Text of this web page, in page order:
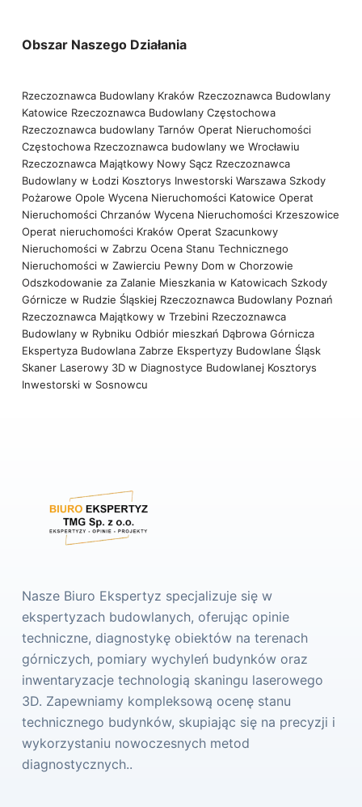
Obszar Naszego Działania
Rzeczoznawca Budowlany Kraków Rzeczoznawca Budowlany
Katowice Rzeczoznawca Budowlany Częstochowa
Rzeczoznawca budowlany Tarnów Operat Nieruchomości
Częstochowa Rzeczoznawca budowlany we Wrocławiu
Rzeczoznawca Majątkowy Nowy Sącz Rzeczoznawca
Budowlany w Łodzi Kosztorys Inwestorski Warszawa Szkody
Pożarowe Opole Wycena Nieruchomości Katowice Operat
Nieruchomości Chrzanów Wycena Nieruchomości Krzeszowice
Operat nieruchomości Kraków Operat Szacunkowy
Nieruchomości w Zabrzu Ocena Stanu Technicznego
Nieruchomości w Zawierciu Pewny Dom w Chorzowie
Odszkodowanie za Zalanie Mieszkania w Katowicach Szkody
Górnicze w Rudzie Śląskiej Rzeczoznawca Budowlany Poznań
Rzeczoznawca Majątkowy w Trzebini Rzeczoznawca
Budowlany w Rybniku Odbiór mieszkań Dąbrowa Górnicza
Ekspertyza Budowlana Zabrze Ekspertyzy Budowlane Śląsk
Skaner Laserowy 3D w Diagnostyce Budowlanej Kosztorys
Inwestorski w Sosnowcu
Nasze Biuro Ekspertyz specjalizuje się w
ekspertyzach budowlanych, oferując opinie
techniczne, diagnostykę obiektów na terenach
górniczych, pomiary wychyleń budynków oraz
inwentaryzacje technologią skaningu laserowego
3D. Zapewniamy kompleksową ocenę stanu
technicznego budynków, skupiając się na precyzji i
wykorzystaniu nowoczesnych metod
diagnostycznych..